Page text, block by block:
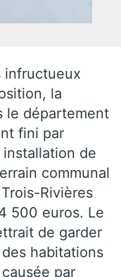
infructueux
la
le département
fini par
de
communal
Rivières
500 euros. Le
de garder
habitations
par